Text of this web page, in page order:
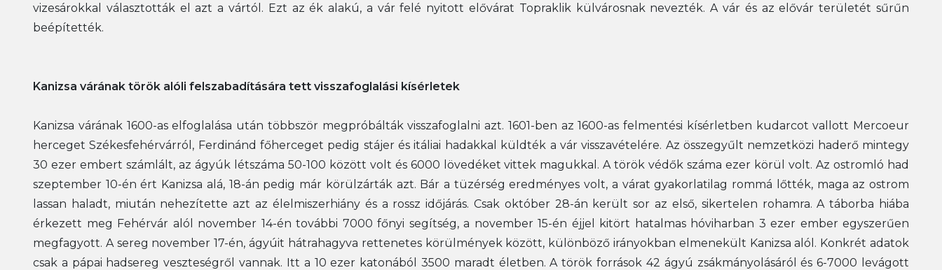
vizesárokkal választották el azt a vártól. Ezt az ék alakú, a vár felé nyitott elővárat Topraklik külvárosnak nevezték. A vár és az elővár területét sűrűn
beépítették.
Kanizsa várának török alóli felszabadítására tett visszafoglalási kísérletek
Kanizsa várának 1600-as elfoglalása után többször megpróbálták visszafoglalni azt. 1601-ben az 1600-as felmentési kísérletben kudarcot vallott Mercoeur
herceget Székesfehérvárról, Ferdinánd főherceget pedig stájer és itáliai hadakkal küldték a vár visszavételére. Az összegyűlt nemzetközi haderő mintegy
30 ezer embert számlált, az ágyúk létszáma 50-100 között volt és 6000 lövedéket vittek magukkal. A török védők száma ezer körül volt. Az ostromló had
szeptember 10-én ért Kanizsa alá, 18-án pedig már körülzárták azt. Bár a tüzérség eredményes volt, a várat gyakorlatilag rommá lőtték, maga az ostrom
lassan haladt, miután nehezítette azt az élelmiszerhiány és a rossz időjárás. Csak október 28-án került sor az első, sikertelen rohamra. A táborba hiába
érkezett meg Fehérvár alól november 14-én további 7000 főnyi segítség, a november 15-én éjjel kitört hatalmas hóviharban 3 ezer ember egyszerűen
megfagyott. A sereg november 17-én, ágyúit hátrahagyva rettenetes körülmények között, különböző irányokban elmenekült Kanizsa alól. Konkrét adatok
csak a pápai hadsereg veszteségről vannak. Itt a 10 ezer katonából 3500 maradt életben. A török források 42 ágyú zsákmányolásáról és 6-7000 levágott